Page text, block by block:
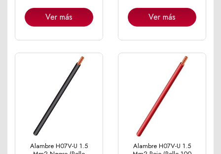
Ver más Ver más
Alambre H07V-U 1.5
Alambre H07V-U 1.5